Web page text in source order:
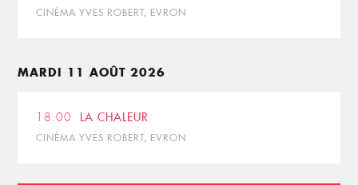
CINÉMA YVES ROBERT, EVRON
MARDI 11 AOÛT 2026
18:00 LA CHALEUR
CINÉMA YVES ROBERT, EVRON